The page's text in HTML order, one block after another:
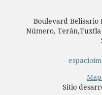
Boulevard Belisario
Número,
Sitio